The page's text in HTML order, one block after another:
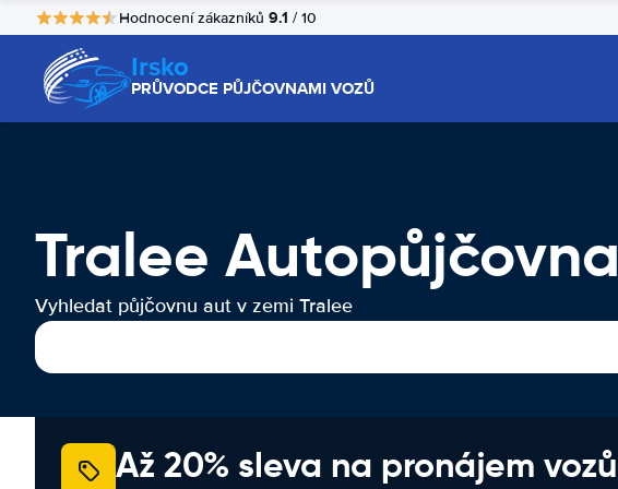
Hodnocení zákazníků 9.1 / 10
Irsko
PRŮVODCE PŮJČOVNAMI VOZŮ
Tralee Autopůjčovna
Vyhledat půjčovnu aut v zemi Tralee
Až 20% sleva na pronájem vozů